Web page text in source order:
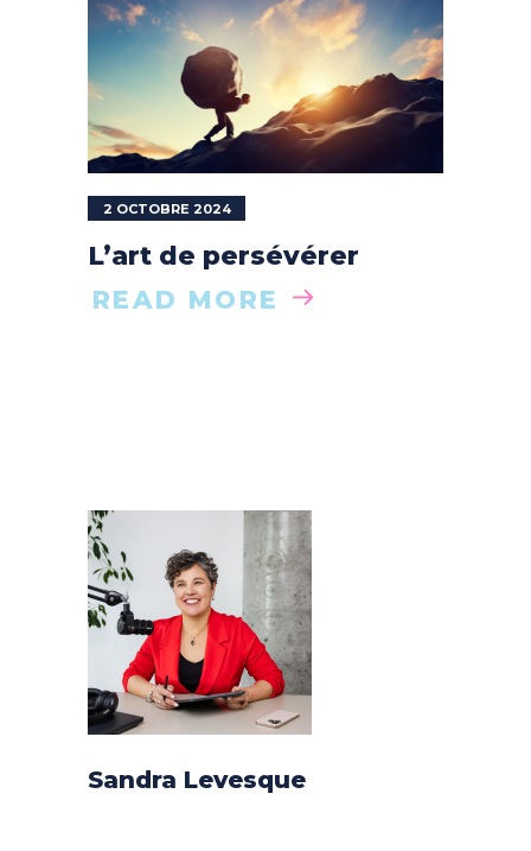
2 OCTOBRE 2024
L’art de persévérer
READ MORE
Sandra Levesque